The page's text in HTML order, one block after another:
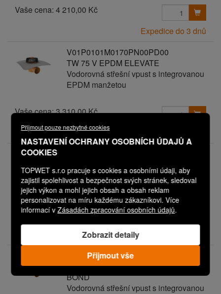
Přijmout pouze nezbytné cookies
NASTAVENÍ OCHRANY OSOBNÍCH ÚDAJŮ A
COOKIES
TOPWET s.r.o pracuje s cookies a osobními údaji, aby
zajistil spolehlivost a bezpečnost svých stránek, sledoval
jejich výkon a mohl jejich obsah a obsah reklam
personalizovat na míru každému zákazníkovi. Více
informací vZásadách zpracování osobních údajů.
Zobrazit detaily
Přijmout vše
Vaše cena: 4 210,00 Kč
Expedice do 3 dnů
V01P0101M0170PN00PD00
TW 75 V EPDM ELEVATE
Vodorovná střešní vpust s integrovanou
EPDM manžetou
Vaše cena:3 310,00 Kč
Vodorovná střešní vpust s integrovanou
EPDM manžetou
Vaše cena:3 310,00 Kč
V01P0101M0172PN00PD00
TW 75 V EPDM RESITRIX SK W FULL
BOND
Vodorovná střešní vpust s integrovanou